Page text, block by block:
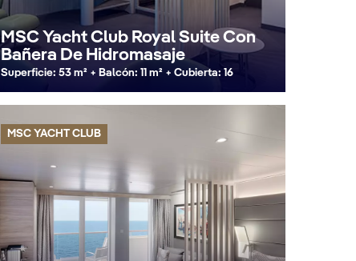
MSC Yacht Club Royal Suite Con
Bañera De Hidromasaje
Superficie: 53 m² + Balcón: 11 m² + Cubierta: 16
MSC YACHT CLUB